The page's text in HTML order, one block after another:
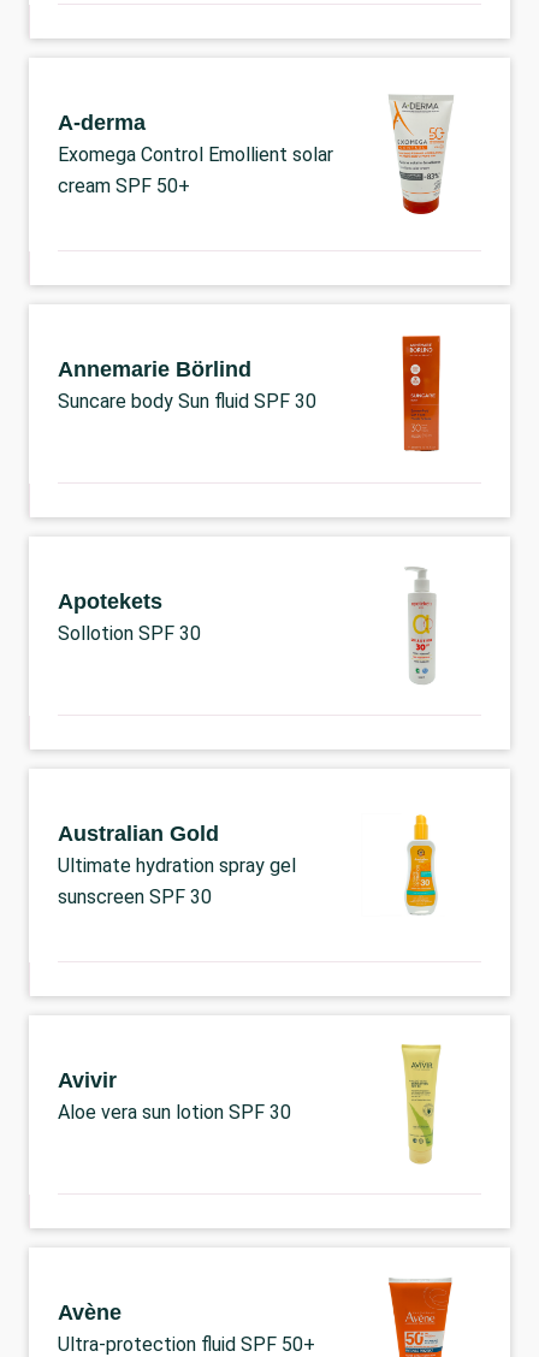
A-derma
Exomega Control Emollient solar
cream SPF 50+
Annemarie Börlind
Suncare body Sun fluid SPF 30
Apotekets
Sollotion SPF 30
Australian Gold
Ultimate hydration spray gel
sunscreen SPF 30
Avivir
Aloe vera sun lotion SPF 30
Avène
Ultra-protection fluid SPF 50+